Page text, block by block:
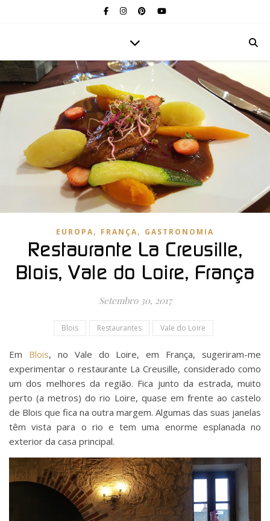
EUROPA, FRANÇA, GASTRONOMIA
Restaurante La Creusille,
Blois, Vale do Loire, França
Setembro 30, 2017
Blois Restaurantes Vale do Loire
Em Blois, no Vale do Loire, em França, sugeriram-me
experimentar o restaurante La Creusille, considerado como
um dos melhores da região. Fica junto da estrada, muito
perto (a metros) do rio Loire, quase em frente ao castelo
de Blois que fica na outra margem. Algumas das suas janelas
têm vista para o rio e tem uma enorme esplanada no
exterior da casa principal.